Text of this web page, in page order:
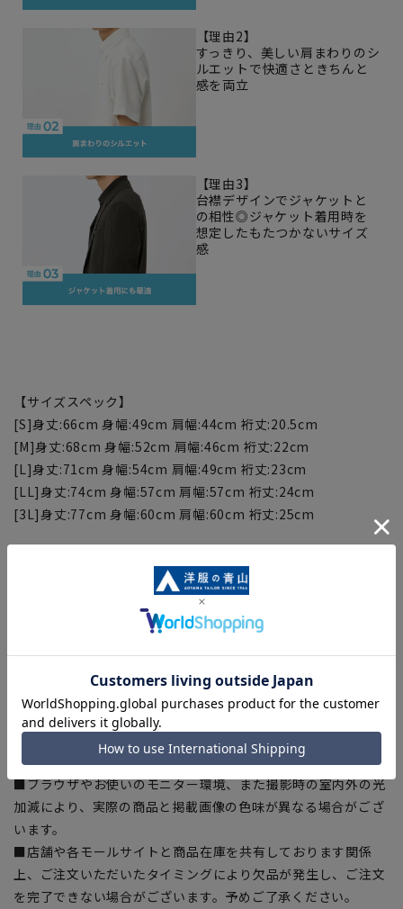
【理由2】
すっきり、美しい肩まわりのシ
ルエットで快適さときちんと
感を両立
【理由3】
台襟デザインでジャケットと
の相性◎ジャケット着用時を
想定したもたつかないサイズ
感
【サイズスペック】
[S]身丈:66cm 身幅:49cm 肩幅:44cm 裄丈:20.5cm
[M]身丈:68cm 身幅:52cm 肩幅:46cm 裄丈:22cm
[L]身丈:71cm 身幅:54cm 肩幅:49cm 裄丈:23cm
[LL]身丈:74cm 身幅:57cm 肩幅:57cm 裄丈:24cm
[3L]身丈:77cm 身幅:60cm 肩幅:60cm 裄丈:25cm
■商品画像はサンプルのため、色味やサイズ等の仕様に変更が
ある場合がございますので、予めご了承ください。
■ゆとり感には個人差があります。サイズ表を確認の上、ご購
■生地や仕様・デザインにより、着用感や実際のサイズ表に若
干の誤差が生じる場合がございます。予めご了承ください。
■サイズスペックは仕上がりサイズを記載しております。一
部、商品現物におすすめサイズ(ヌードサイズ)を記載している
商品もございます。
■ブラウザやお使いのモニター環境、また撮影時の室内外の光
加減により、実際の商品と掲載画像の色味が異なる場合がござ
います。
■店舗や各モールサイトと商品在庫を共有しております関係
上、ご注文いただいたタイミングにより欠品が発生し、ご注文
を完了できない場合がございます。予めご了承ください。